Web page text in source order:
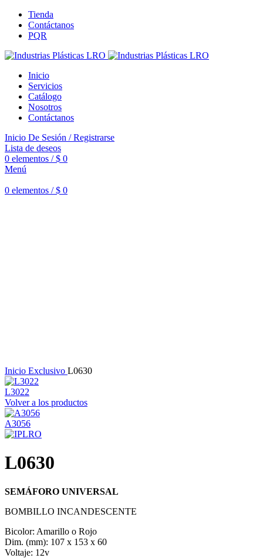
Tienda
Contáctanos
PQR
Inicio
Servicios
Catálogo
Nosotros
Contáctanos
Inicio De Sesión / Registrarse
Lista de deseos
0 elementos / $ 0
Menú
0 elementos / $ 0
Inicio Exclusivo L0630
L3022
Volver a los productos
A3056
L0630
SEMÁFORO UNIVERSAL
BOMBILLO INCANDESCENTE
Bicolor: Amarillo o Rojo
Dim. (mm): 107 x 153 x 60
Voltaje: 12v